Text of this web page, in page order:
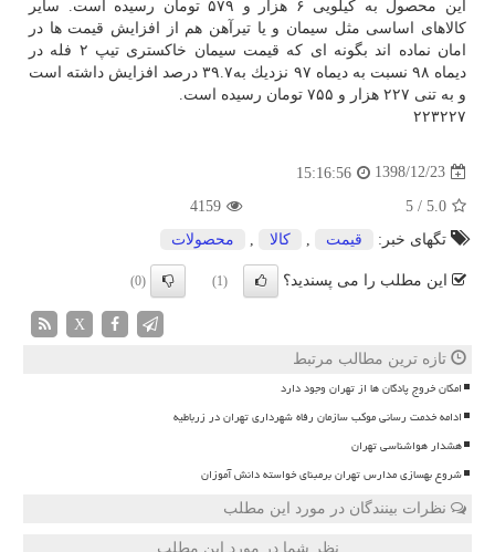
این محصول به كیلویی ۶ هزار و ۵۷۹ تومان رسیده است. سایر
كالاهای اساسی مثل سیمان و یا تیرآهن هم از افزایش قیمت ها در
امان نماده اند بگونه ای كه قیمت سیمان خاكستری تیپ ۲ فله در
دیماه ۹۸ نسبت به دیماه ۹۷ نزدیك به۳۹.۷ درصد افزایش داشته است
و به تنی ۲۲۷ هزار و ۷۵۵ تومان رسیده است.
۲۲۳۲۲۷
1398/12/23
15:16:56
5.0
/
5
4159
تگهای خبر:
قیمت كالا محصولات
این مطلب را می پسندید؟ (1)
(0)
X
تازه ترین مطالب مرتبط
امکان خروج پادگان ها از تهران وجود دارد
ادامه خدمت رسانی موکب سازمان رفاه شهرداری تهران در زرباطیه
هشدار هواشناسی تهران
شروع بهسازی مدارس تهران برمبنای خواسته دانش آموزان
نظرات بینندگان در مورد این مطلب
نظر شما در مورد این مطلب